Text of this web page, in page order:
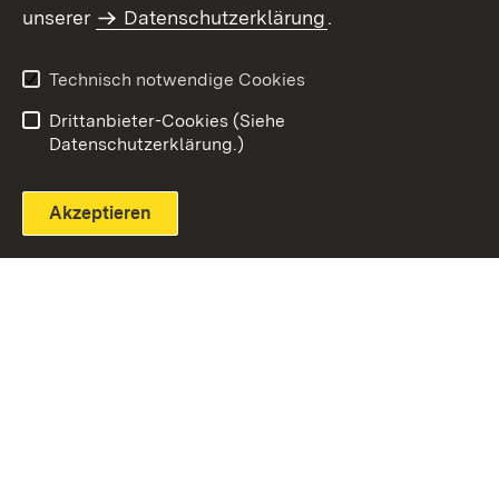
unserer
Datenschutzerklärung.
Technisch notwendige Cookies
Drittanbieter-Cookies (Siehe
Datenschutzerklärung.)
Akzeptieren